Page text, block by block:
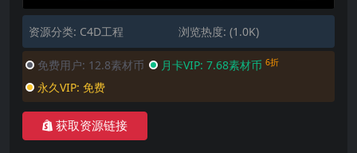
资源分类: C4D工程 浏览热度: (1.0K)
免费用户: 12.8素材币 月卡VIP: 7.68素材币 6折
永久VIP: 免费
获取资源链接